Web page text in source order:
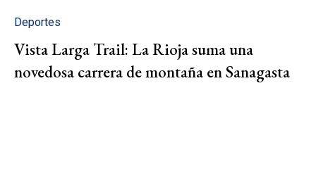
Deportes
Vista Larga Trail: La Rioja suma una
novedosa carrera de montaña en Sanagasta